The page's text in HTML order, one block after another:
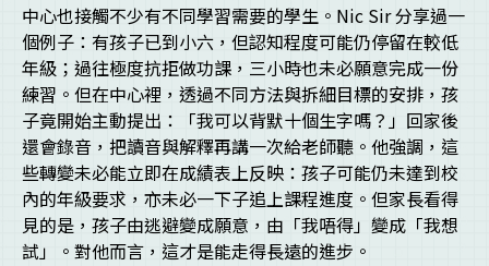
中心也接觸不少有不同學習需要的學生。Nic Sir 分享過一
個例子：有孩子已到小六，但認知程度可能仍停留在較低
年級；過往極度抗拒做功課，三小時也未必願意完成一份
練習。但在中心裡，透過不同方法與拆細目標的安排，孩
子竟開始主動提出：「我可以背默十個生字嗎？」回家後
還會錄音，把讀音與解釋再講一次給老師聽。他強調，這
些轉變未必能立即在成績表上反映：孩子可能仍未達到校
內的年級要求，亦未必一下子追上課程進度。但家長看得
見的是，孩子由逃避變成願意，由「我唔得」變成「我想
試」。對他而言，這才是能走得長遠的進步。